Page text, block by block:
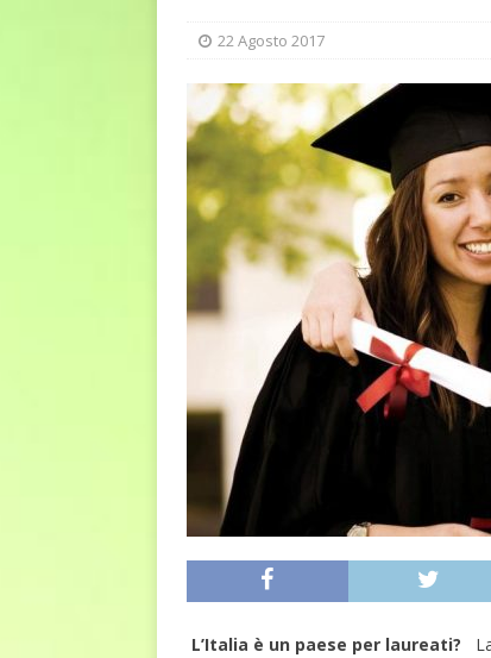
[ 6 Agosto 2026 ]
DIRITTI E SOCIETÀ
22 Agosto 2017
L’Italia è un paese per laureati?